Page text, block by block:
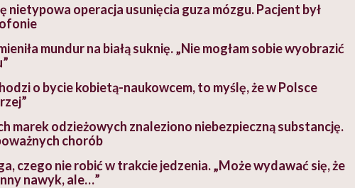
nietypowa operacja usunięcia guza mózgu. Pacjent był
mundur na białą suknię. „Nie mogłam sobie wyobrazić
o bycie kobietą-naukowcem, to myślę, że w Polsce
marek odzieżowych znaleziono niebezpieczną substancję.
chorób
czego nie robić w trakcie jedzenia. „Może wydawać się, że
nawyk, ale…”